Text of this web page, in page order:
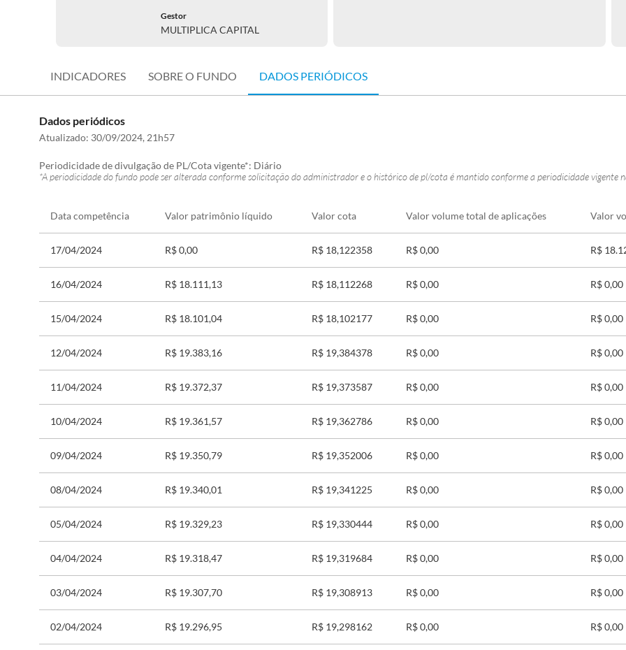
Gestor
MULTIPLICA CAPITAL
INDICADORES SOBRE O FUNDO DADOS PERIÓDICOS
Dados periódicos
Atualizado: 30/09/2024, 21h57
Periodicidade de divulgação de PL/Cota vigente*: Diário
*A periodicidade do fundo pode ser alterada conforme solicitação do administrador e o histórico de pl/cota é mantido conforme a periodicidade vigente
Data competência Valor patrimônio líquido Valor cota Valor volume total de aplicações Valor
17/04/2024 R$ 0,00 R$ 18,122358 R$ 0,00 R$
16/04/2024 R$ 18.111,13 R$ 18,112268 R$ 0,00 R$ 0,00
15/04/2024 R$ 18.101,04 R$ 18,102177 R$ 0,00 R$ 0,00
12/04/2024 R$ 19.383,16 R$ 19,384378 R$ 0,00 R$ 0,00
11/04/2024 R$ 19.372,37 R$ 19,373587 R$ 0,00 R$ 0,00
10/04/2024 R$ 19.361,57 R$ 19,362786 R$ 0,00 R$ 0,00
09/04/2024 R$ 19.350,79 R$ 19,352006 R$ 0,00 R$ 0,00
08/04/2024 R$ 19.340,01 R$ 19,341225 R$ 0,00 R$ 0,00
05/04/2024 R$ 19.329,23 R$ 19,330444 R$ 0,00 R$ 0,00
04/04/2024 R$ 19.318,47 R$ 19,319684 R$ 0,00 R$ 0,00
03/04/2024 R$ 19.307,70 R$ 19,308913 R$ 0,00 R$ 0,00
02/04/2024 R$ 19.296,95 R$ 19,298162 R$ 0,00 R$ 0,00